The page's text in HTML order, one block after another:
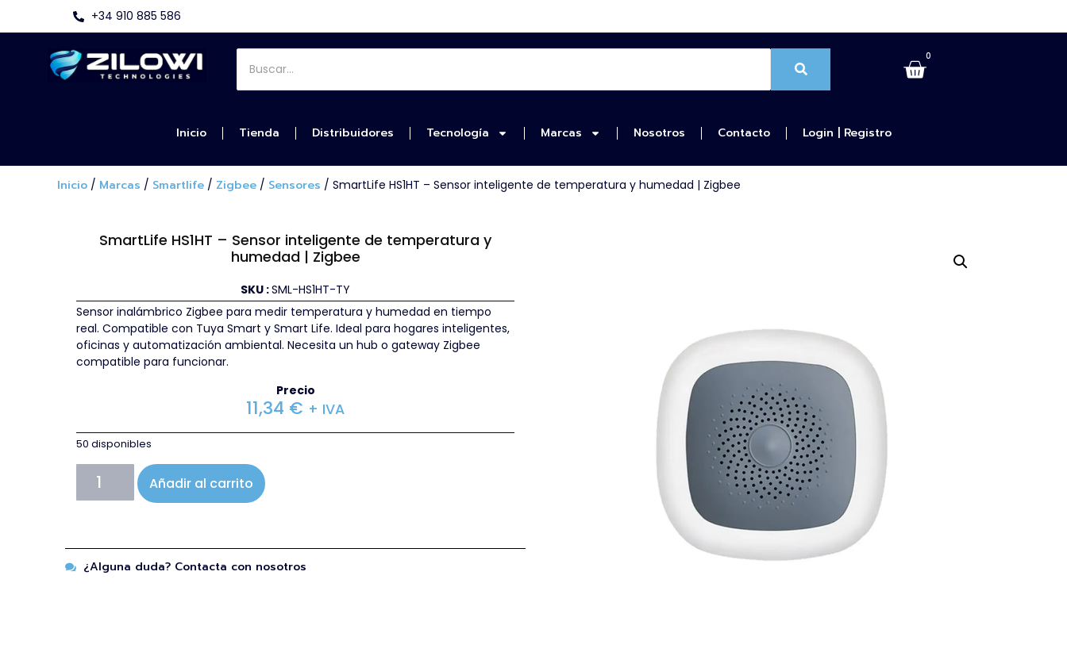
+34 910 885 586
0
Inicio Tienda Distribuidores Tecnología Marcas Nosotros Contacto Login | Registro
Inicio / Marcas / Smartlife / Zigbee / Sensores / SmartLife HS1HT – Sensor inteligente de temperatura y humedad | Zigbee
SmartLife HS1HT – Sensor inteligente de temperatura y
humedad | Zigbee
SKU :SML-HS1HT-TY
Sensor inalámbrico Zigbee para medir temperatura y humedad en tiempo
real. Compatible con Tuya Smart y Smart Life. Ideal para hogares inteligentes,
oficinas y automatización ambiental. Necesita un hub o gateway Zigbee
compatible para funcionar.
Precio
11,34 € + IVA
50 disponibles
Añadir al carrito
¿Alguna duda? Contacta con nosotros